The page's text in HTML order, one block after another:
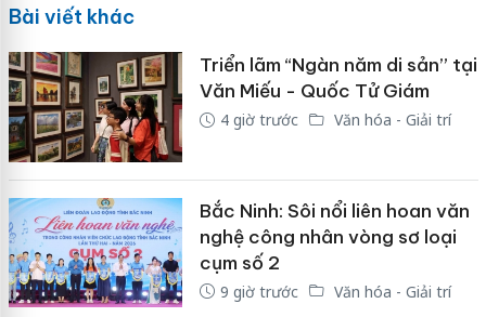
Bài viết khác
Triển lãm “Ngàn năm di sản” tại
Văn Miếu - Quốc Tử Giám
4 giờ trước Văn hóa - Giải trí
Bắc Ninh: Sôi nổi liên hoan văn
nghệ công nhân vòng sơ loại
cụm số 2
9 giờ trước Văn hóa - Giải trí